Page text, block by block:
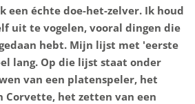
een échte doe-het-zelver. Ik houd
uit te vogelen, vooral dingen die
hebt. Mijn lijst met 'eerste
lang. Op die lijst staat onder
van een platenspeler, het
Corvette, het zetten van een